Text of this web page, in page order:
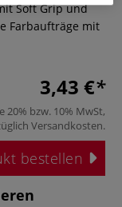
Soft Grip und
Farbaufträge mit
3,43 €
20% bzw. 10% MwSt,
Versandkosten.
bestellen